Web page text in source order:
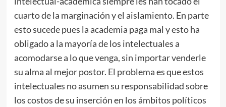
cuarto de la marginación y el aislamiento. En parte
esto sucede pues la academia paga mal y esto ha
obligado a la mayoría de los intelectuales a
acomodarse a lo que venga, sin importar venderle
su alma al mejor postor. El problema es que estos
intelectuales no asumen su responsabilidad sobre
los costos de su inserción en los ámbitos políticos